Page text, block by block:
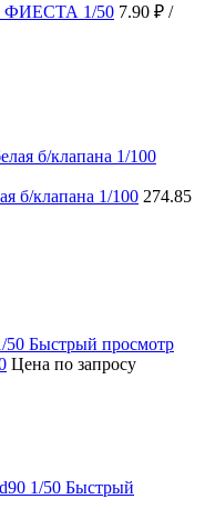
ФИЕСТА 1/50 7.90 ₽ /
б/клапана 1/100 274.85
Быстрый просмотр
Цена по запросу
Быстрый